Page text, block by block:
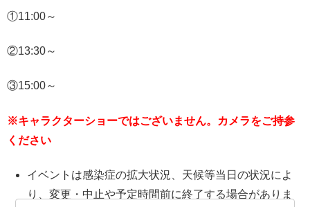
①11:00～
②13:30～
③15:00～
※キャラクターショーではございません。カメラをご持参
ください
イベントは感染症の拡大状況、天候等当日の状況によ
り、変更・中止や予定時間前に終了する場合がありま